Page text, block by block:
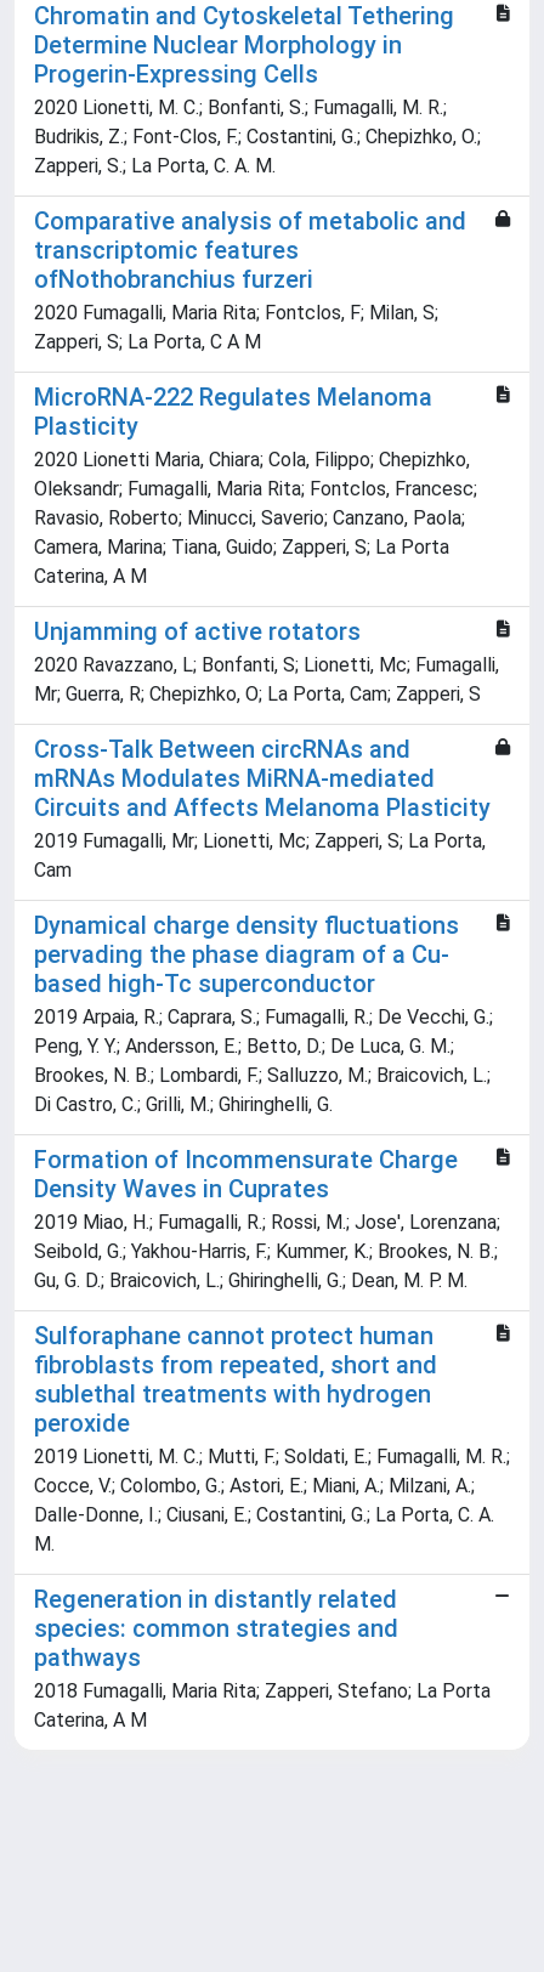
Chromatin and Cytoskeletal Tethering
Determine Nuclear Morphology in
Progerin-Expressing Cells
2020 Lionetti, M. C.; Bonfanti, S.; Fumagalli, M. R.;
Budrikis, Z.; Font-Clos, F.; Costantini, G.; Chepizhko, O.;
Zapperi, S.; La Porta, C. A. M.
Comparative analysis of metabolic and
transcriptomic features
ofNothobranchius furzeri
2020 Fumagalli, Maria Rita; Fontclos, F; Milan, S;
Zapperi, S; La Porta, C A M
MicroRNA-222 Regulates Melanoma
Plasticity
2020 Lionetti Maria, Chiara; Cola, Filippo; Chepizhko,
Oleksandr; Fumagalli, Maria Rita; Fontclos, Francesc;
Ravasio, Roberto; Minucci, Saverio; Canzano, Paola;
Camera, Marina; Tiana, Guido; Zapperi, S; La Porta
Caterina, A M
Unjamming of active rotators
2020 Ravazzano, L; Bonfanti, S; Lionetti, Mc; Fumagalli,
Mr; Guerra, R; Chepizhko, O; La Porta, Cam; Zapperi, S
Cross-Talk Between circRNAs and
mRNAs Modulates MiRNA-mediated
Circuits and Affects Melanoma Plasticity
2019 Fumagalli, Mr; Lionetti, Mc; Zapperi, S; La Porta,
Cam
Dynamical charge density fluctuations
pervading the phase diagram of a Cu-
based high-Tc superconductor
2019 Arpaia, R.; Caprara, S.; Fumagalli, R.; De Vecchi, G.;
Peng, Y. Y.; Andersson, E.; Betto, D.; De Luca, G. M.;
Brookes, N. B.; Lombardi, F.; Salluzzo, M.; Braicovich, L.;
Di Castro, C.; Grilli, M.; Ghiringhelli, G.
Formation of Incommensurate Charge
Density Waves in Cuprates
2019 Miao, H.; Fumagalli, R.; Rossi, M.; Jose', Lorenzana;
Seibold, G.; Yakhou-Harris, F.; Kummer, K.; Brookes, N. B.;
Gu, G. D.; Braicovich, L.; Ghiringhelli, G.; Dean, M. P. M.
Sulforaphane cannot protect human
fibroblasts from repeated, short and
sublethal treatments with hydrogen
peroxide
2019 Lionetti, M. C.; Mutti, F.; Soldati, E.; Fumagalli, M. R.;
Cocce, V.; Colombo, G.; Astori, E.; Miani, A.; Milzani, A.;
Dalle-Donne, I.; Ciusani, E.; Costantini, G.; La Porta, C. A.
M.
Regeneration in distantly related
species: common strategies and
pathways
2018 Fumagalli, Maria Rita; Zapperi, Stefano; La Porta
Caterina, A M